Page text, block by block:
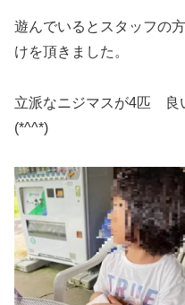
遊んでいるとスタッフの
けを頂きました。
立派なニジマスが4匹 良
(*^^*)